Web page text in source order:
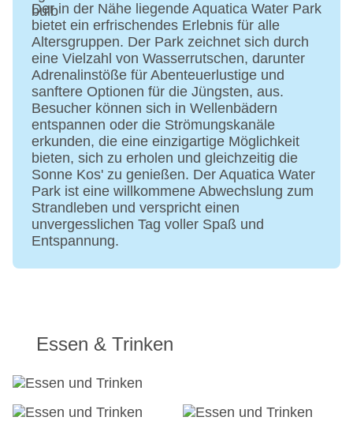
Der in der Nähe liegende Aquatica Water Park
bietet ein erfrischendes Erlebnis für alle
Altersgruppen. Der Park zeichnet sich durch
eine Vielzahl von Wasserrutschen, darunter
Adrenalinstöße für Abenteuerlustige und
sanftere Optionen für die Jüngsten, aus.
Besucher können sich in Wellenbädern
entspannen oder die Strömungskanäle
erkunden, die eine einzigartige Möglichkeit
bieten, sich zu erholen und gleichzeitig die
Sonne Kos' zu genießen. Der Aquatica Water
Park ist eine willkommene Abwechslung zum
Strandleben und verspricht einen
unvergesslichen Tag voller Spaß und
Entspannung.
Essen & Trinken